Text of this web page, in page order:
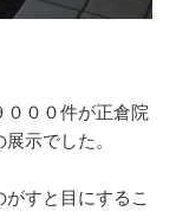
００件が正倉院
示でした。
すと目にするこ